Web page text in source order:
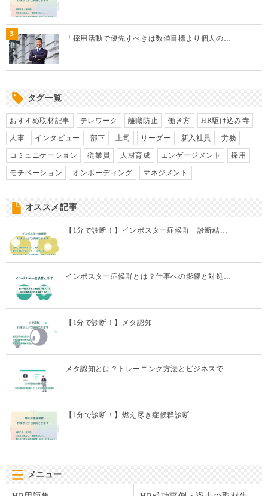
3 「採用活動で優先すべきは数値目標より個人の…
タグ一覧
おすすめ取材記事 テレワーク 離職防止 働き方 HR駆け込み寺
人事 インタビュー 部下 上司 リーダー 新入社員 労務
コミュニケーション 従業員 人材育成 エンゲージメント 採用
モチベーション オンボーディング マネジメント
オススメ記事
【1分で診断！】インポスター症候群 診断結…
インポスター症候群とは？仕事への影響と対処…
【1分で診断！】メタ認知
メタ認知とは？トレーニング方法とビジネスで…
【1分で診断！】燃え尽き症候群診断
メニュー